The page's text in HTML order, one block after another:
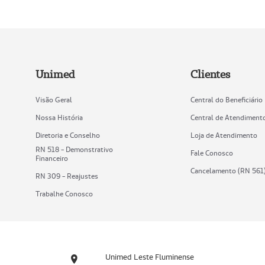
Unimed
Visão Geral
Nossa História
Diretoria e Conselho
RN 518 - Demonstrativo
Financeiro
RN 309 - Reajustes
Trabalhe Conosco
Clientes
Central do Beneficiário
Central de
Loja de Atendimento
Fale Conosco
Cancelamento (RN
Unimed Leste Fluminense